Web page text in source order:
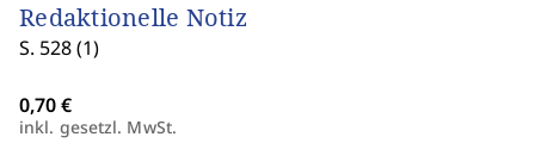
Redaktionelle Notiz
S. 528 (1)
inkl. gesetzl. MwSt.